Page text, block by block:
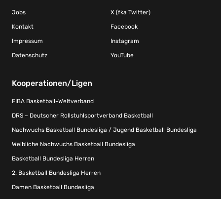
Jobs
Kontakt
Impressum
Datenschutz
X (fka Twitter)
Facebook
Instagram
YouTube
Kooperationen/Ligen
FIBA Basketball-Weltverband
DRS – Deutscher Rollstuhlsportverband Basketball
Nachwuchs Basketball Bundesliga / Jugend Basketball Bundesliga
Weibliche Nachwuchs Basketball Bundesliga
Basketball Bundesliga Herren
2. Basketball Bundesliga Herren
Damen Basketball Bundesliga